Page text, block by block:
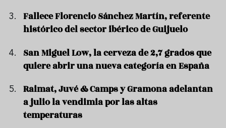
Fallece Florencio Sánchez Martín, referente
histórico del sector ibérico de Guijuelo
San Miguel Low, la cerveza de 2,7 grados que
quiere abrir una nueva categoría en España
Raimat, Juvé & Camps y Gramona adelantan
a julio la vendimia por las altas
temperaturas